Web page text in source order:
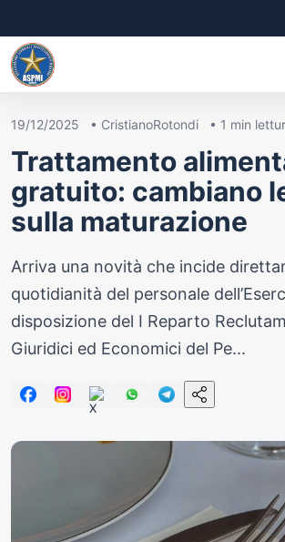
19/12/2025 • CristianoRotondi • 1 min
Trattamento
gratuito: cambiano
sulla maturazione
Arriva una novità che incide
quotidianità del personale
disposizione del I Reparto
Giuridici ed Economici del Pe...